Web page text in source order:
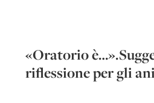
«Oratorio
riflessione per gli